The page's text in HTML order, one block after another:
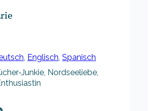
, Englisch, Spanisch
Junkie, Nordseeliebe,